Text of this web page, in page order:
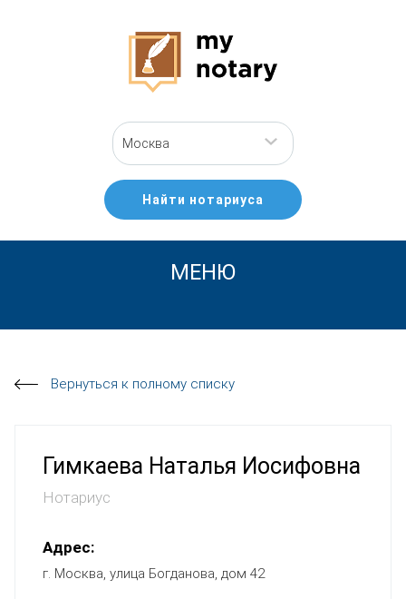
Москва
Найти нотариуса
МЕНЮ
Вернуться к полному списку
Гимкаева Наталья Иосифовна
Нотариус
Адрес:
г. Москва, улица Богданова, дом 42